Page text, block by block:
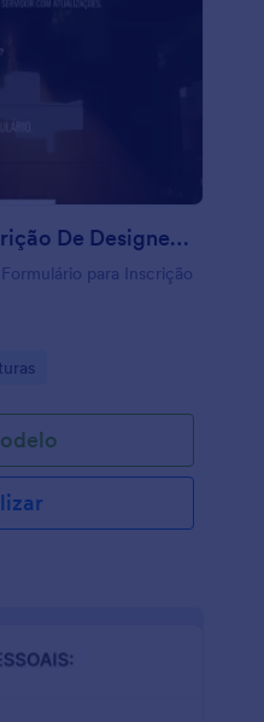
Formulário Para Inscrição De Designer De Jogos
para Inscrição